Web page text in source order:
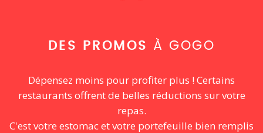
DES PROMOS À GOGO
Dépensez moins pour profiter plus ! Certains
restaurants offrent de belles réductions sur votre
repas.
C'est votre estomac et votre portefeuille bien remplis